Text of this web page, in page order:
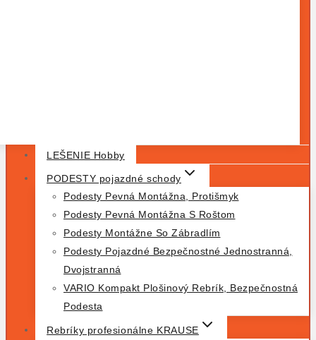
LEŠENIE Hobby
PODESTY pojazdné schody
Podesty Pevná Montážna, Protišmyk
Podesty Pevná Montážna S Roštom
Podesty Montážne So Zábradlím
Podesty Pojazdné Bezpečnostné Jednostranná,
Dvojstranná
VARIO Kompakt Plošinový Rebrík, Bezpečnostná
Podesta
Rebríky profesionálne KRAUSE